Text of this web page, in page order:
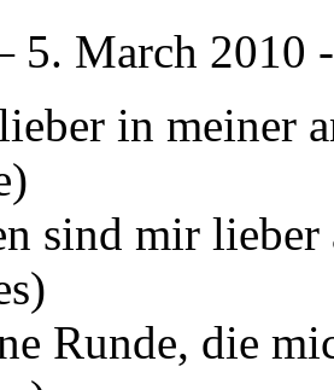
5. March 2010
in meiner
sind mir lieber
Runde, die